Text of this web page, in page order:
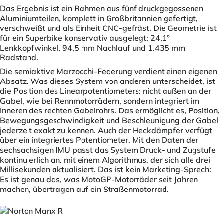
Das Ergebnis ist ein Rahmen aus fünf druckgegossenen
Aluminiumteilen, komplett in Großbritannien gefertigt,
verschweißt und als Einheit CNC-gefräst. Die Geometrie ist
für ein Superbike konservativ ausgelegt: 24,1°
Lenkkopfwinkel, 94,5 mm Nachlauf und 1.435 mm
Radstand.
Die semiaktive Marzocchi-Federung verdient einen eigenen
Absatz. Was dieses System von anderen unterscheidet, ist
die Position des Linearpotentiometers: nicht außen an der
Gabel, wie bei Rennmotorrädern, sondern integriert im
Inneren des rechten Gabelrohrs. Das ermöglicht es, Position,
Bewegungsgeschwindigkeit und Beschleunigung der Gabel
jederzeit exakt zu kennen. Auch der Heckdämpfer verfügt
über ein integriertes Potentiometer. Mit den Daten der
sechsachsigen IMU passt das System Druck- und Zugstufe
kontinuierlich an, mit einem Algorithmus, der sich alle drei
Millisekunden aktualisiert. Das ist kein Marketing-Sprech:
Es ist genau das, was MotoGP-Motorräder seit Jahren
machen, übertragen auf ein Straßenmotorrad.